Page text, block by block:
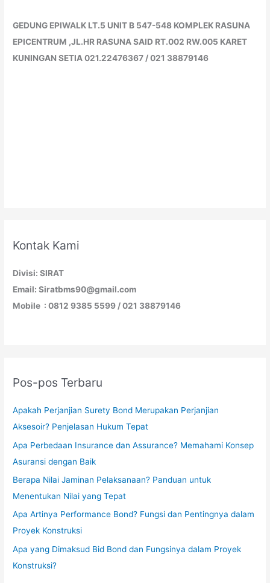
GEDUNG EPIWALK LT.5 UNIT B 547-548 KOMPLEK RASUNA
EPICENTRUM ,JL.HR RASUNA SAID RT.002 RW.005 KARET
KUNINGAN SETIA 021.22476367 / 021 38879146
Kontak Kami
Divisi: SIRAT
Email: Siratbms90@gmail.com
Mobile : 0812 9385 5599 / 021 38879146
Pos-pos Terbaru
Apakah Perjanjian Surety Bond Merupakan Perjanjian
Aksesoir? Penjelasan Hukum Tepat
Apa Perbedaan Insurance dan Assurance? Memahami Konsep
Asuransi dengan Baik
Berapa Nilai Jaminan Pelaksanaan? Panduan untuk
Menentukan Nilai yang Tepat
Apa Artinya Performance Bond? Fungsi dan Pentingnya dalam
Proyek Konstruksi
Apa yang Dimaksud Bid Bond dan Fungsinya dalam Proyek
Konstruksi?